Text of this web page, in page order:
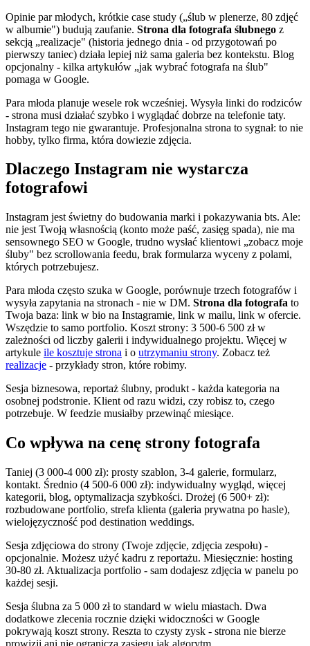
Opinie par młodych, krótkie case study („ślub w plenerze, 80 zdjęć
w albumie") budują zaufanie. Strona dla fotografa ślubnego z
sekcją „realizacje" (historia jednego dnia - od przygotowań po
pierwszy taniec) działa lepiej niż sama galeria bez kontekstu. Blog
opcjonalny - kilka artykułów „jak wybrać fotografa na ślub"
pomaga w Google.
Para młoda planuje wesele rok wcześniej. Wysyła linki do rodziców
- strona musi działać szybko i wyglądać dobrze na telefonie taty.
Instagram tego nie gwarantuje. Profesjonalna strona to sygnał: to nie
hobby, tylko firma, która dowiezie zdjęcia.
Dlaczego Instagram nie wystarcza
fotografowi
Instagram jest świetny do budowania marki i pokazywania bts. Ale:
nie jest Twoją własnością (konto może paść, zasięg spada), nie ma
sensownego SEO w Google, trudno wysłać klientowi „zobacz moje
śluby" bez scrollowania feedu, brak formularza wyceny z polami,
których potrzebujesz.
Para młoda często szuka w Google, porównuje trzech fotografów i
wysyła zapytania na stronach - nie w DM. Strona dla fotografa to
Twoja baza: link w bio na Instagramie, link w mailu, link w ofercie.
Wszędzie to samo portfolio. Koszt strony: 3 500-6 500 zł w
zależności od liczby galerii i indywidualnego projektu. Więcej w
artykule ile kosztuje strona i o utrzymaniu strony. Zobacz też
realizacje - przykłady stron, które robimy.
Sesja biznesowa, reportaż ślubny, produkt - każda kategoria na
osobnej podstronie. Klient od razu widzi, czy robisz to, czego
potrzebuje. W feedzie musiałby przewinąć miesiące.
Co wpływa na cenę strony fotografa
Taniej (3 000-4 000 zł): prosty szablon, 3-4 galerie, formularz,
kontakt. Średnio (4 500-6 000 zł): indywidualny wygląd, więcej
kategorii, blog, optymalizacja szybkości. Drożej (6 500+ zł):
rozbudowane portfolio, strefa klienta (galeria prywatna po hasle),
wielojęzyczność pod destination weddings.
Sesja zdjęciowa do strony (Twoje zdjęcie, zdjęcia zespołu) -
opcjonalnie. Możesz użyć kadru z reportażu. Miesięcznie: hosting
30-80 zł. Aktualizacja portfolio - sam dodajesz zdjęcia w panelu po
każdej sesji.
Sesja ślubna za 5 000 zł to standard w wielu miastach. Dwa
dodatkowe zlecenia rocznie dzięki widoczności w Google
pokrywają koszt strony. Reszta to czysty zysk - strona nie bierze